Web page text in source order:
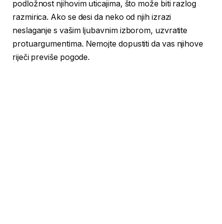
podložnost njihovim uticajima, što može biti razlog
razmirica. Ako se desi da neko od njih izrazi
neslaganje s vašim ljubavnim izborom, uzvratite
protuargumentima. Nemojte dopustiti da vas njihove
riječi previše pogode.